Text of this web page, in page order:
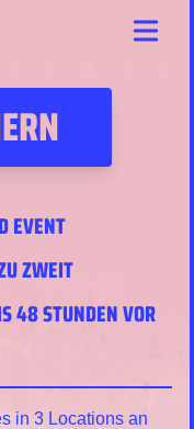
Menu
EVENT
ZWEIT
48 STUNDEN VOR
in 3 Locations an